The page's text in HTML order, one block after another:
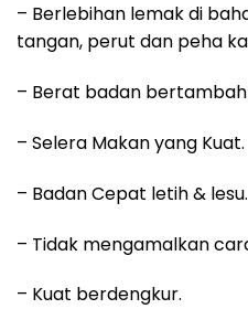
– Berlebihan lemak di
tangan, perut dan peha
– Berat badan
– Selera Makan yang Kuat.
– Badan Cepat letih & lesu.
– Tidak mengamalkan
– Kuat berdengkur.